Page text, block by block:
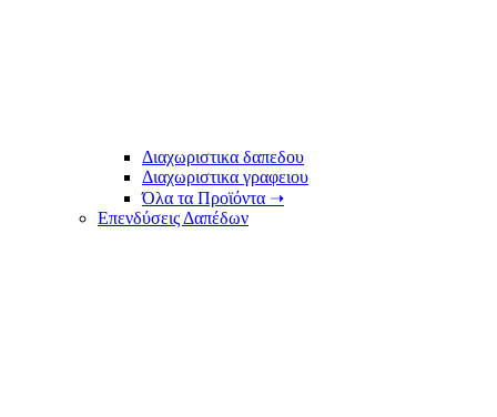
Διαχωριστικα δαπεδου
Διαχωριστικα γραφειου
Όλα τα Προϊόντα ➝
Επενδύσεις Δαπέδων